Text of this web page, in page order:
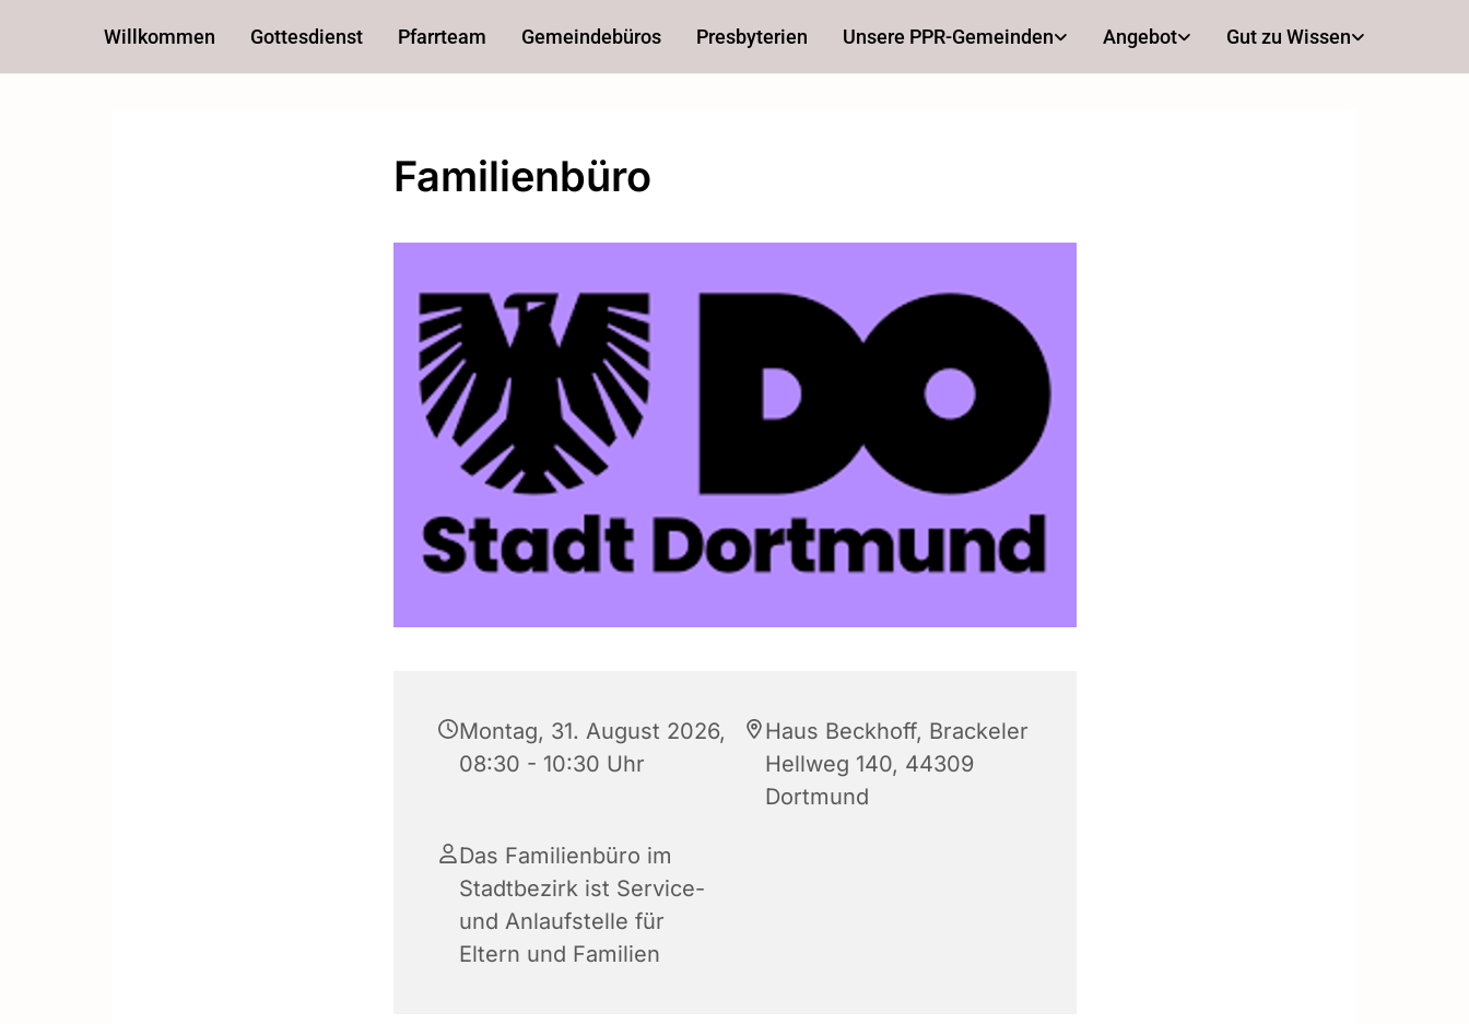
Willkommen Gottesdienst Pfarrteam Gemeindebüros Presbyterien Unsere PPR-Gemeinden Angebot Gut zu Wissen
Familienbüro
Montag, 31. August 2026,
08:30 - 10:30 Uhr
Haus Beckhoff, Brackeler
Hellweg 140, 44309
Dortmund
Das Familienbüro im
Stadtbezirk ist Service-
und Anlaufstelle für
Eltern und Familien